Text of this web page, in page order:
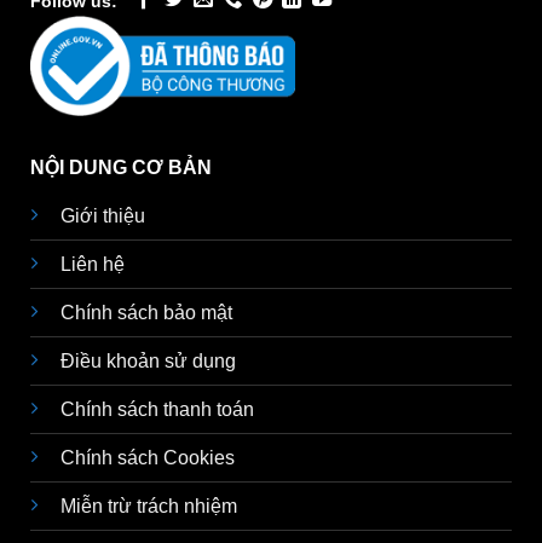
NỘI DUNG CƠ BẢN
Giới thiệu
Liên hệ
Chính sách bảo mật
Điều khoản sử dụng
Chính sách thanh toán
Chính sách Cookies
Miễn trừ trách nhiệm